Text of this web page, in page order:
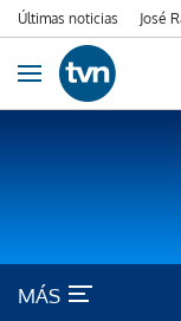
Últimas noticias José
Ir al contenido
Obrir navegació
MÁS